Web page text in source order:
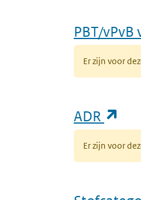
PBT/
Er zijn voor
ADR
Er zijn voor